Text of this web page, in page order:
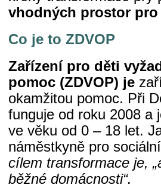
vhodných prostor
Co je to ZDVOP
Zařízení pro děti
pomoc (ZDVOP) je
okamžitou pomoc. Při
funguje od roku 2008 a
ve věku od 0 – 18 let.
náměstkyně pro
cílem transformace je,
běžné domácnosti“.